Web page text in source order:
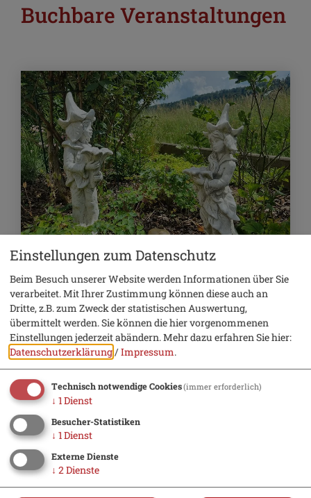
Buchbare Veranstaltungen
Ganzjährig buchbar
Gesundheit & Wellness
NaturMentoring – achtsame
Begleitung in Wald und Natur
Einstellungen zum Datenschutz
Beim Besuch unserer Website werden Informationen über Sie
verarbeitet. Mit Ihrer Zustimmung können diese auch an
Dritte, z.B. zum Zweck der statistischen Auswertung,
übermittelt werden. Sie können die hier vorgenommenen
Einstellungen jederzeit abändern.Mehr dazu erfahren Sie hier:
Datenschutzerklärung/Impressum.
Technisch notwendige Cookies(immer erforderlich)
↓ 1Dienst
Besucher-Statistiken
↓ 1Dienst
Externe Dienste
↓ 2 Dienste